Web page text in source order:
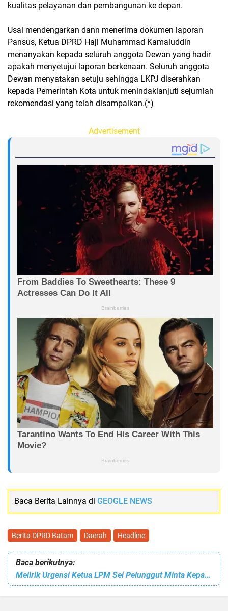
kualitas pelayanan dan pembangunan ke depan.
Usai mendengarkan dann menerima dokumen laporan
Pansus, Ketua DPRD Haji Muhammad Kamaluddin
menanyakan kepada seluruh anggota Dewan yang hadir
apakah menyetujui laporan berkenaan. Seluruh anggota
Dewan menyatakan setuju sehingga LKPJ diserahkan
kepada Pemerintah Kota untuk menindaklanjuti sejumlah
rekomendasi yang telah disampaikan.(*)
Advertisement
Baca Berita Lainnya di GEOGLE NEWS
Berita DPRD Batam Daerah Headline
Baca berikutnya:
Melirik Urgensi Ketua LPM Sei Pelunggut Minta Kepala Sekolah SMK Negeri 8 Batam Dicopot